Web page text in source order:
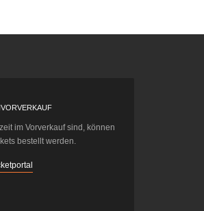
im Vorverkauf sind, können
bestellt werden.